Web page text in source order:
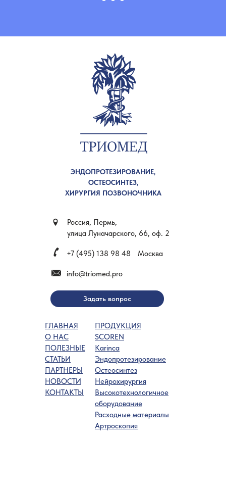
ЭНДОПРОТЕЗИРОВАНИЕ,
ОСТЕОСИНТЕЗ,
ХИРУРГИЯ ПОЗВОНОЧНИКА
Россия, Пермь,
улица Луначарского, 66, оф. 2
+7 (495) 138 98 48
info@triomed.pro
Москва
ГЛАВНАЯ
О НАС
ПОЛЕЗНЫЕ
СТАТЬИ
ПАРТНЕРЫ
НОВОСТИ
КОНТАКТЫ
ПРОДУКЦИЯ
SCOREN
Karinca
Эндопротезирование
Остеосинтез
Нейрохирургия
Высокотехнологичное
оборудование
Расходные материалы
Артроскопия
Задать вопрос